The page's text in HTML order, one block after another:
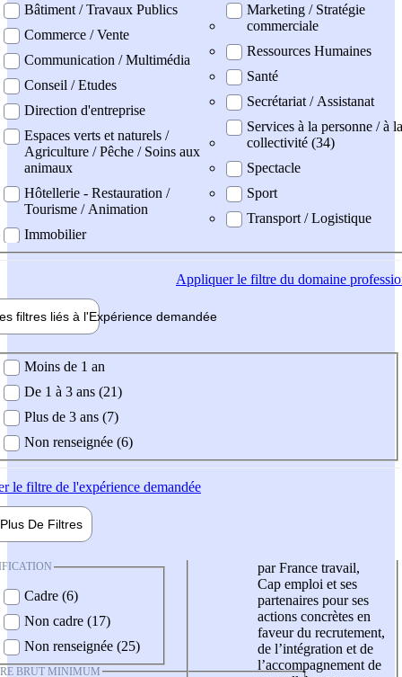
Bâtiment / Travaux Publics
Commerce / Vente
Communication / Multimédia
Conseil / Etudes
Direction d'entreprise
Espaces verts et naturels /
Agriculture / Pêche / Soins aux
animaux
Hôtellerie - Restauration /
Tourisme / Animation
Immobilier
Marketing / Stratégie
commerciale
Ressources Humaines
Santé
Secrétariat / Assistanat
Services à la personne / à la
collectivité (34)
Spectacle
Sport
Transport / Logistique
Appliquerle filtre du domaine
filtres liés à l'Expérience demandée
demandée
Moins de 1 an
De 1 à 3 ans (21)
Plus de 3 ans (7)
Non renseignée (6)
le filtre de l'expérience demandée
Plus De Filtres
Cadre (6)
Non cadre (17)
Non renseignée (25)
BRUT MINIMUM
par France travail,
Cap emploi et ses
partenaires pour ses
actions concrètes en
faveur du recrutement,
de l’intégration et de
l’accompagnement de